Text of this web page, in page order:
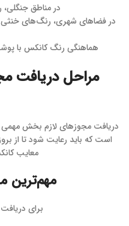
در مناطق
در فضاهای شهری، رنگ‌های
هماهنگی رنگ کانکس با
مراحل دریافت
دریافت مجوزهای لازم بخش
است که باید رعایت شود تا از
معایب
مهم‌ترین
برای